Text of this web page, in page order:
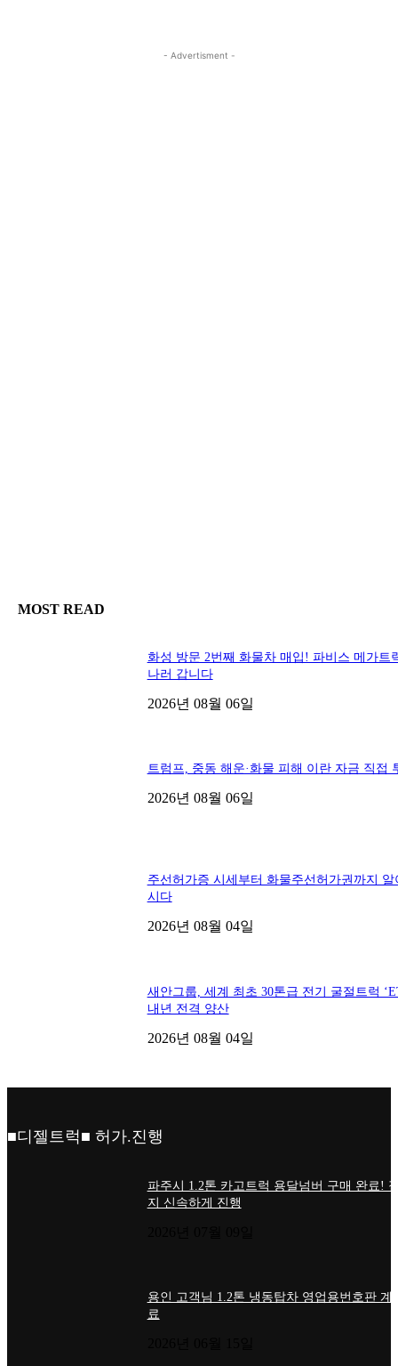
- Advertisment -
MOST READ
화성 방문 2번째 화물차 매입! 파비스 메가트
나러 갑니다
2026년 08월 06일
트럼프, 중동 해운·화물 피해 이란 자금 직접
2026년 08월 06일
주선허가증 시세부터 화물주선허가권까지 알
시다
2026년 08월 04일
새안그룹, 세계 최초 30톤급 전기 굴절트럭
내년 전격 양산
2026년 08월 04일
■디젤트럭■ 허가.진행
파주시 1.2톤 카고트럭 용달넘버 구매 완료!
지 신속하게 진행
용인 고객님 1.2톤 냉동탑차 영업용번호판 계
료